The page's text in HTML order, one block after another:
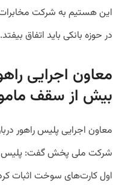
این هستیم به شرکت
در حوزه بانکی باید اتفاق بیفتد.
معاون اجرایی
بیش از سقف
معاون اجرایی پلیس راهور
شرکت ملی پخش گفت: پلیس
اول کارت‌های سوخت اثبات